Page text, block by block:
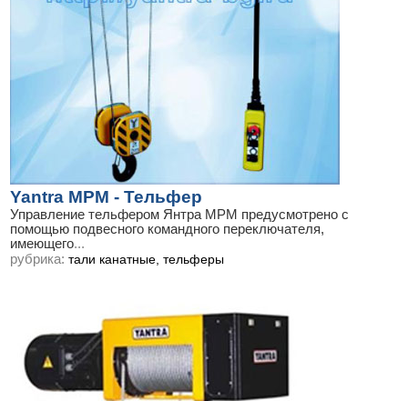
Yantra МРМ - Тельфер
Управление тельфером Янтра МРМ предусмотрено с
помощью подвесного командного переключателя,
имеющего...
рубрика: тали канатные, тельферы